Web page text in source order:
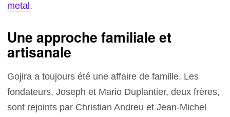
metal .
Une approche familiale et
artisanale
Gojira a toujours été une affaire de famille. Les
fondateurs, Joseph et Mario Duplantier, deux frères,
sont rejoints par Christian Andreu et Jean-Michel